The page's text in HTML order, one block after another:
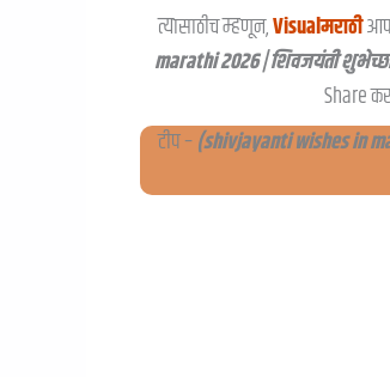
त्यासाठीच म्हणून,Visualमराठी
marathi 2026 | शिवजयंती
Share
टीप –(shivjayanti wishes in